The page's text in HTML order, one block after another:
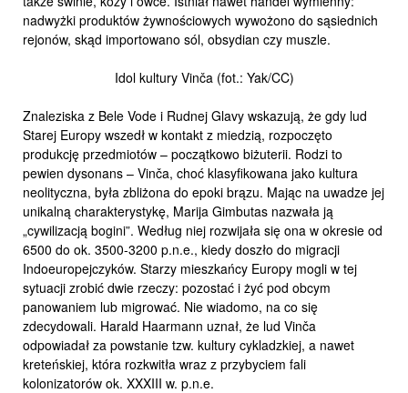
nadwyżki produktów żywnościowych wywożono do sąsiednich
rejonów, skąd importowano sól, obsydian czy muszle.
Idol kultury Vinča (fot.: Yak/CC)
Znaleziska z Bele Vode i Rudnej Glavy wskazują, że gdy lud
Starej Europy wszedł w kontakt z miedzią, rozpoczęto
produkcję przedmiotów – początkowo biżuterii. Rodzi to
pewien dysonans – Vinča, choć klasyfikowana jako kultura
neolityczna, była zbliżona do epoki brązu. Mając na uwadze jej
unikalną charakterystykę, Marija Gimbutas nazwała ją
„cywilizacją bogini”. Według niej rozwijała się ona w okresie od
6500 do ok. 3500-3200 p.n.e., kiedy doszło do migracji
Indoeuropejczyków. Starzy mieszkańcy Europy mogli w tej
sytuacji zrobić dwie rzeczy: pozostać i żyć pod obcym
panowaniem lub migrować. Nie wiadomo, na co się
zdecydowali. Harald Haarmann uznał, że lud Vinča
odpowiadał za powstanie tzw. kultury cykladzkiej, a nawet
kreteńskiej, która rozkwitła wraz z przybyciem fali
kolonizatorów ok. XXXIII w. p.n.e.